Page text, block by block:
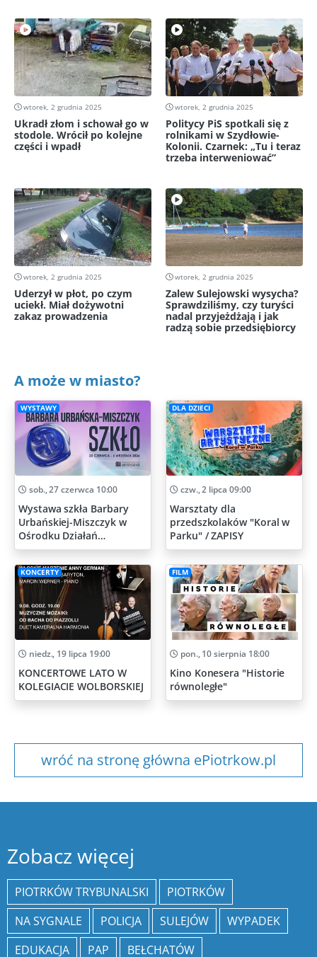
wtorek, 2 grudnia 2025
Ukradł złom i schował go w
stodole. Wrócił po kolejne
części i wpadł
wtorek, 2 grudnia 2025
Politycy PiS spotkali się z
rolnikami w Szydłowie-
Kolonii. Czarnek: „Tu i teraz
trzeba interweniować”
wtorek, 2 grudnia 2025
Uderzył w płot, po czym
uciekł. Miał dożywotni
zakaz prowadzenia
wtorek, 2 grudnia 2025
Zalew Sulejowski wysycha?
Sprawdziliśmy, czy turyści
nadal przyjeżdżają i jak
radzą sobie przedsiębiorcy
A może w miasto?
WYSTAWY
sob., 27 czerwca 10:00
Wystawa szkła Barbary
Urbańskiej-Miszczyk w
Ośrodku Działań
Artystycznych
DLA DZIECI
czw., 2 lipca 09:00
Warsztaty dla
przedszkolaków "Koral w
Parku" / ZAPISY
KONCERTY
niedz., 19 lipca 19:00
KONCERTOWE LATO W
KOLEGIACIE WOLBORSKIEJ
FILM
pon., 10 sierpnia 18:00
Kino Konesera "Historie
równoległe"
wróć na stronę główna ePiotrkow.pl
Zobacz więcej
PIOTRKÓW TRYBUNALSKI
PIOTRKÓW
NA SYGNALE
POLICJA SULEJÓW
WYPADEK
EDUKACJA
PAP
BEŁCHATÓW